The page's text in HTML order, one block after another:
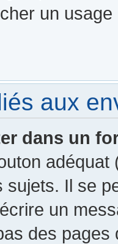
un
aux
dans un
sujets. Il se
un
des